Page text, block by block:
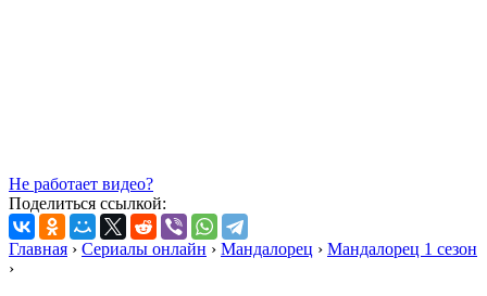
Не работает видео?
Поделиться ссылкой:
Главная › Сериалы онлайн › Мандалорец › Мандалорец 1 сезон
›